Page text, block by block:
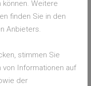
Unsplash
warme Ernährung
Haferbrei oder
saure oder sehr
können. Weitere
finden Sie in den
Anbieters.
stimmen Sie
Informationen auf
der